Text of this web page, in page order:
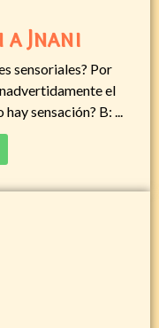
a Jnani
sensoriales? Por
el
sensación? B: ...